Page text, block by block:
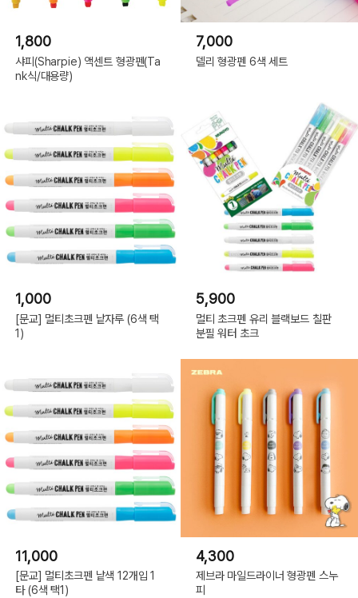
1,800
샤피(Sharpie) 액센트 형광펜(Ta
nk식/대용량)
7,000
델리 형광펜 6색 세트
1,000
[문교] 멀티초크펜 낱자루 (6색 택
1)
5,900
멀티 초크펜 유리 블랙보드 칠판
분필 워터 초크
11,000
[문교] 멀티초크펜 낱색 12개입 1
타 (6색 택1)
4,300
제브라 마일드라이너 형광펜 스누
피